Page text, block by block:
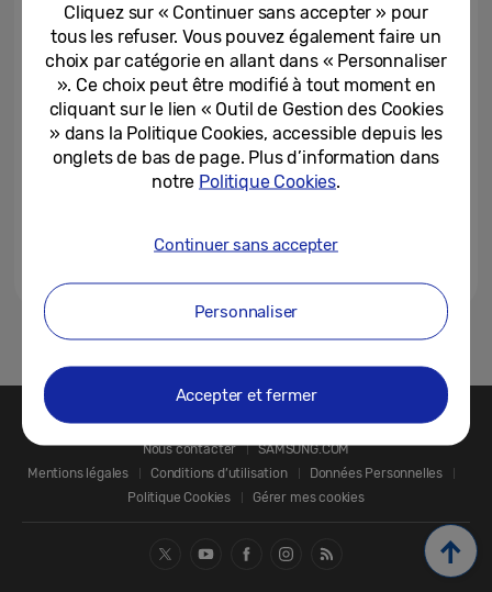
1
Nous contacter
SAMSUNG.COM
Mentions légales
Conditions d’utilisation
Données Personnelles
Politique Cookies
Gérer mes cookies
Cliquez sur « Continuer sans accepter » pour
tous les refuser. Vous pouvez également faire un
choix par catégorie en allant dans « Personnaliser
». Ce choix peut être modifié à tout moment en
cliquant sur le lien « Outil de Gestion des Cookies
» dans la Politique Cookies, accessible depuis les
onglets de bas de page. Plus d’information dans
notre Politique Cookies.
Continuer sans accepter
Personnaliser
Accepter et fermer